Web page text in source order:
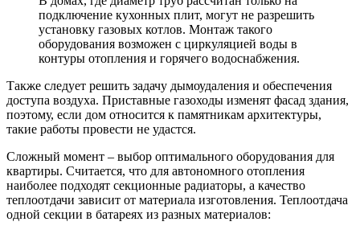
подключение кухонных плит, могут не разрешить
установку газовых котлов. Монтаж такого
оборудования возможен с циркуляцией воды в
контуры отопления и горячего водоснабжения.
Также следует решить задачу дымоудаления и обеспечения
доступа воздуха. Приставные газоходы изменят фасад здания,
поэтому, если дом относится к памятникам архитектуры,
такие работы провести не удастся.
Сложный момент – выбор оптимального оборудования для
квартиры. Считается, что для автономного отопления
наиболее подходят секционные радиаторы, а качество
теплоотдачи зависит от материала изготовления. Теплоотдача
одной секции в батареях из разных материалов: